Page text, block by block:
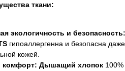
ткани:
экологичность и безопасность:
гипоаллергенна и безопасна
кожей.
Дышащий хлопок